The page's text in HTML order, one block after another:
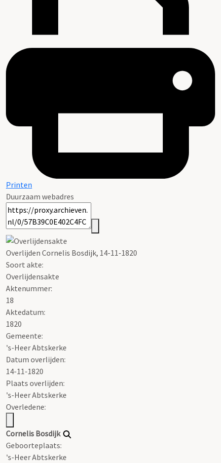
Printen
Duurzaam webadres
Overlijden Cornelis Bosdijk, 14-11-1820
Soort akte:
Overlijdensakte
Aktenummer:
18
Aktedatum:
1820
Gemeente:
's-Heer Abtskerke
Datum overlijden:
14-11-1820
Plaats overlijden:
's-Heer Abtskerke
Overledene:
Cornelis Bosdijk
Geboorteplaats:
's-Heer Abtskerke